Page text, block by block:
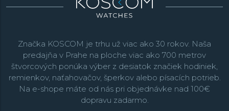
Značka KOSCOM je trhu už viac ako 30 rokov. Naša
predajňa v Prahe na ploche viac ako 700 metrov
štvorcových ponúka výber z desiatok značiek hodiniek,
remienkov, naťahovačov, šperkov alebo písacích potrieb.
Na e-shope máte od nás pri objednávke nad 100€
dopravu zadarmo.